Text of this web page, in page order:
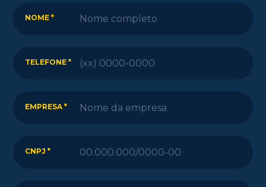
NOME *
TELEFONE *
EMPRESA *
CNPJ *